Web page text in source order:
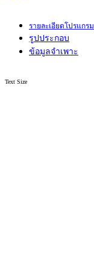
รายละเอียดโปรแกรม
รูปประกอบ
ข้อมูลจำเพาะ
Text Size